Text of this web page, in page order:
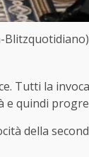
Blitzquotidiano)
Tutti la
e quindi
della